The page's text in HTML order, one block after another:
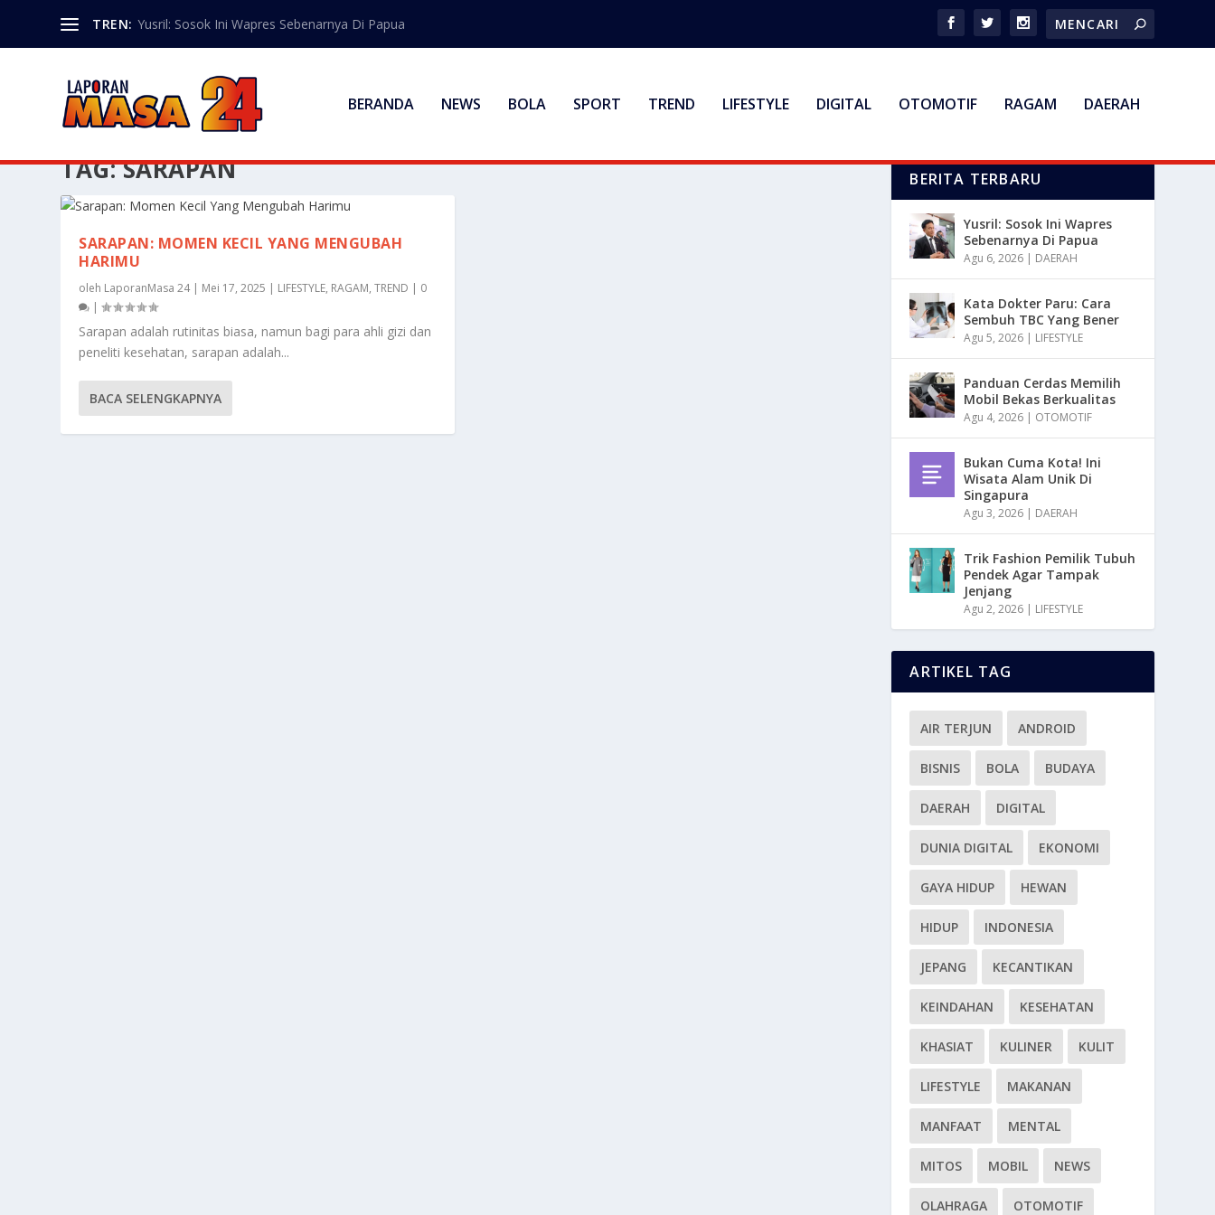
TREN: Yusril: Sosok Ini Wapres Sebenarnya Di Papua
BERANDA NEWS BOLA SPORT TREND LIFESTYLE DIGITAL OTOMOTIF RAGAM DAERAH
TAG:SARAPAN
SARAPAN: MOMEN KECIL YANG MENGUBAH
HARIMU
oleh LaporanMasa 24| Mei 17, 2025 | LIFESTYLE, RAGAM,TREND | 0
|
Sarapan adalah rutinitas biasa, namun bagi para ahli gizi dan
peneliti kesehatan, sarapan adalah...
BACA SELENGKAPNYA
BERITA TERBARU
Yusril: Sosok Ini Wapres
Sebenarnya Di Papua
Agu 6, 2026 | DAERAH
Kata Dokter Paru: Cara
Sembuh TBC Yang Bener
Agu 5, 2026 | LIFESTYLE
Panduan Cerdas Memilih
Mobil Bekas Berkualitas
Agu 4, 2026 | OTOMOTIF
Bukan Cuma Kota! Ini
Wisata Alam Unik Di
Singapura
Agu 3, 2026 | DAERAH
Trik Fashion Pemilik Tubuh
Pendek Agar Tampak
Jenjang
Agu 2, 2026 | LIFESTYLE
ARTIKEL TAG
AIR TERJUN ANDROID
BISNIS BOLA BUDAYA
DAERAH DIGITAL
DUNIA DIGITAL EKONOMI
GAYA HIDUP HEWAN
HIDUP INDONESIA
JEPANG KECANTIKAN
KEINDAHAN KESEHATAN
KHASIAT KULINER KULIT
LIFESTYLE MAKANAN
MANFAAT MENTAL
MITOS MOBIL NEWS
OLAHRAGA OTOMOTIF